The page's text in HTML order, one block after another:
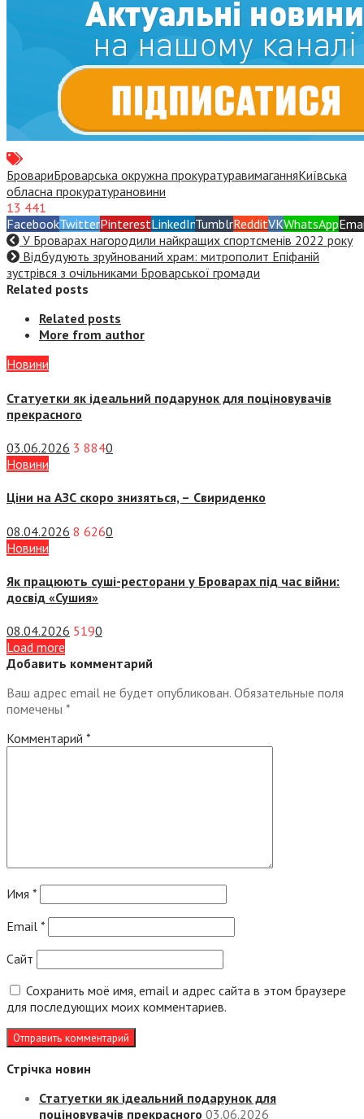
БровариБроварська окружна прокуратуравимаганняКиївська
обласна прокуратурановини
13 441
FacebookTwitterPinterestLinkedInTumblrRedditVKWhatsApp
У Броварах нагородили найкращих спортсменів 2022 року
Відбудують зруйнований храм: митрополит Епіфаній
зустрівся з очільниками Броварської громади
Related posts
Related posts
More from author
Новини
Статуетки як ідеальний подарунок для поціновувачів
прекрасного
03.06.2026 3 8840
Новини
Ціни на АЗС скоро знизяться, – Свириденко
08.04.2026 8 6260
Новини
Як працюють суші-ресторани у Броварах під час війни:
досвід «Сушия»
08.04.2026 5190
Load more
Добавить комментарий
Ваш адрес email не будет опубликован. Обязательные поля
помечены *
Комментарий *
Имя *
Email *
Сайт
Сохранить моё имя, email и адрес сайта в этом браузере
для последующих моих комментариев.
Стрічка новин
Статуетки як ідеальний подарунок для
поціновувачів прекрасного 03.06.2026